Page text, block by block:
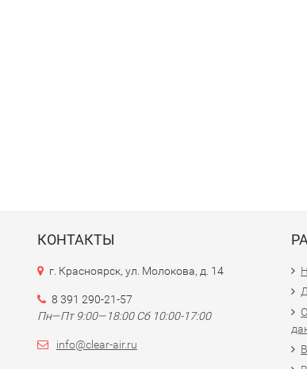
КОНТАКТЫ
г. Красноярск, ул. Молокова, д. 14
8 391 290-21-57
Пн—Пт 9:00—18:00 Сб 10:00-17:00
info@clear-air.ru